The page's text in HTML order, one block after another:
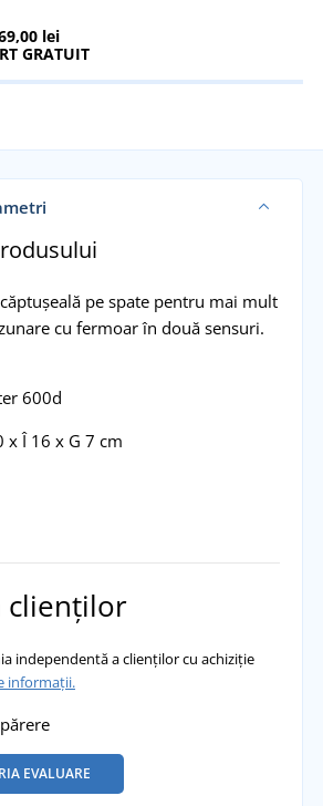
lei
GRATUIT
pe spate pentru mai mult
cu fermoar în două sensuri.
600d
x Î 16 x G 7 cm
clienților
independentă a clienților cu achiziție
informații.
EVALUARE